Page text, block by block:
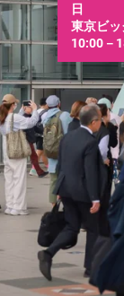
日
東京ビッ
10:00－
日は